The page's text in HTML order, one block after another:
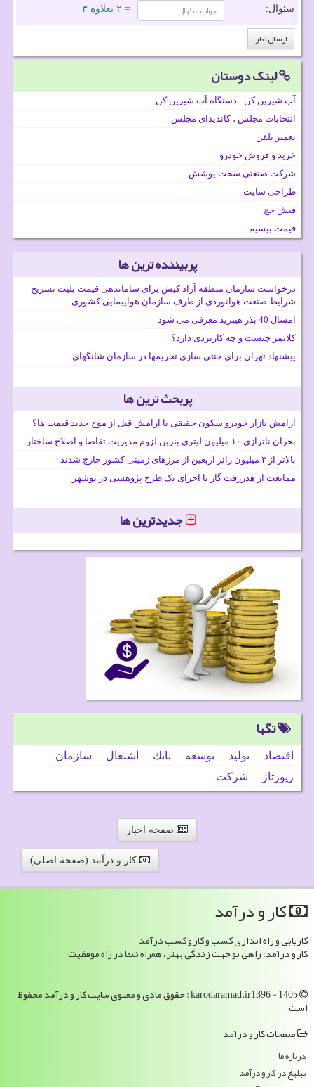
سئوال: = ۲ بعلاوه ۳
لینک دوستان
آب شیرین کن - دستگاه آب شیرین کن
انتخابات مجلس ، کاندیدای مجلس
تعمیر تلفن
خرید و فروش خودرو
شرکت صنعتی سخت پوشش
طراحی سایت
فیش حج
قیمت بیسیم
پربیننده ترین ها
درخواست سازمان منطقه آزاد کیش برای ساماندهی قیمت بلیت تشریح
شرایط صنعت هوانوردی از طرف سازمان هواپیمایی کشوری
امسال 40 بذر هیبرید معرفی می شود
کلایمر چیست و چه کاربردی دارد؟
پیشنهاد تهران برای خنثی سازی تحریمها در سازمان شانگهای
پربحث ترین ها
آرامش بازار خودرو سکون حقیقی یا آرامش قبل از موج جدید قیمت ها؟
بحران ناترازی ۱۰ میلیون لیتری بنزین لزوم مدیریت تقاضا و اصلاح ساختار
بالاتر از ۳ میلیون زائر اربعین از مرزهای زمینی کشور خارج شدند
ممانعت از هدررفت گاز با اجرای یک طرح پژوهشی در بوشهر
جدیدترین ها
تگها
اقتصاد تولید توسعه بانك اشتغال
سازمان
رپورتاژ
شركت
صفحه اخبار
کار و درآمد (صفحه اصلی)
كار و درآمد
کاریابی و راه اندازی کسب و کار و کسب درآمد
کار و درآمد: راهی نو جهت زندگی بهتر ، همراه شما در راه موفقیت
karodaramad.ir1396 - 1405 : حقوق مادی و معنوی سایت كار و درآمد محفوظ
است
صفحات كار و درآمد
درباره ما
تبلیغ در كار و درآمد